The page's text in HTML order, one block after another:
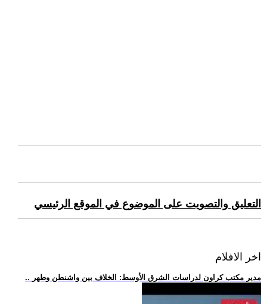
التعليق والتصويت على الموضوع في الموقع الرئيسي
اخر الافلام
.. مدير مكتب كراون لدراسات الشرق الأوسط: الخلاف بين واشنطن وطهر